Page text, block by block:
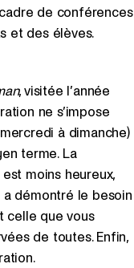
de conférences
et des élèves.
, visitée l’année
ne s’impose
à dimanche)
terme. La
moins heureux,
démontré le besoin
celle que vous
de toutes. Enfin,